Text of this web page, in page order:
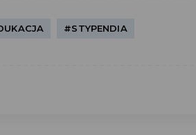
#STYPENDIA